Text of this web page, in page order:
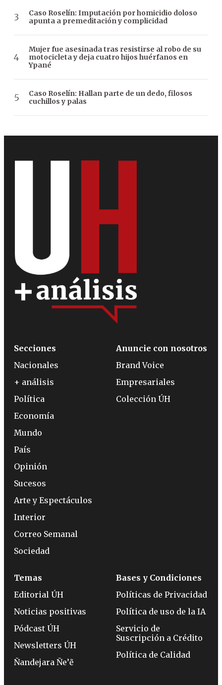
Caso Roselín: Imputación por homicidio doloso
apunta a premeditación y complicidad
Mujer fue asesinada tras resistirse al robo de su
motocicleta y deja cuatro hijos huérfanos en
Ypané
Caso Roselín: Hallan parte de un dedo, filosos
cuchillos y palas
Secciones
Nacionales
+ análisis
Política
Economía
Mundo
País
Opinión
Sucesos
Arte y Espectáculos
Interior
Correo Semanal
Sociedad
Anuncie con nosotros
Brand Voice
Empresariales
Colección ÚH
Temas
Editorial ÚH
Noticias positivas
Pódcast ÚH
Newsletters ÚH
Ñandejara Ñe’ẽ
Bases y Condiciones
Políticas de Privacidad
Política de uso de la IA
Servicio de
Suscripción a Crédito
Política de Calidad